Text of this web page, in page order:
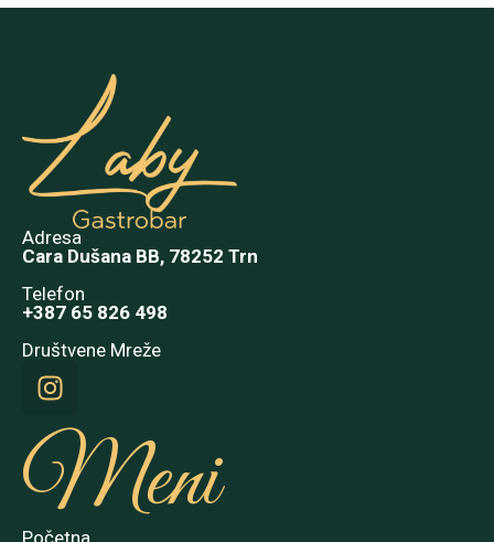
Adresa
Cara Dušana BB, 78252 Trn
Telefon
+387 65 826 498
Društvene Mreže
Meni